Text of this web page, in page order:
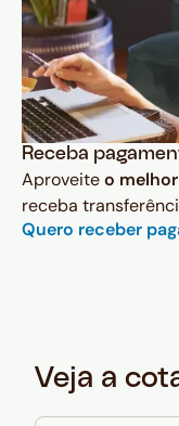
Receba
Aproveiteo
receba
Quero receber
Veja a